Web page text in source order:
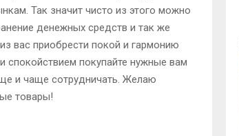
Так значит чисто из этого можно
денежных средств и так же
вас приобрести покой и гармонию
спокойствием покупайте нужные вам
и чаще сотрудничать. Желаю
товары!